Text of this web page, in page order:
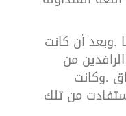
.وبعدأن كانت
الرافدين من
.وكانت
من تلك